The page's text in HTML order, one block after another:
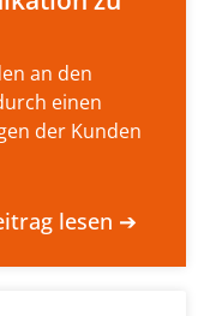
an den
einen
der Kunden
lesen ➔